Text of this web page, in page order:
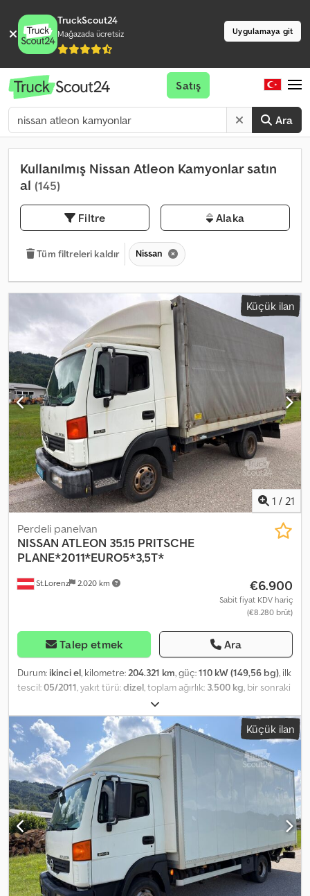
TruckScout24
Mağazada ücretsiz Uygulamaya git
Ara
Satış
Kullanılmış Nissan Atleon Kamyonlar satın
al (145)
Filtre Alaka
Tüm filtreleri kaldır Nissan
Küçük ilan
1 / 21
St.Lorenz 2.020 km
Perdeli panelvan
NISSAN ATLEON 35.15 PRITSCHE
PLANE*2011*EURO5*3,5T*
€6.900
Sabit fiyat KDV hariç
(€8.280 brüt)
Talep etmek Ara
Durum: ikinci el, kilometre:204.321 km, güç:110 kW (149,56 bg), ilk
tescil:05/2011, yakıt türü:dizel, toplam ağırlık: 3.500 kg, bir sonraki
beyaz
emisyon sınıfı:Euro 5, koltuk sayısı:3, Üretim yılı:2011, Donanım:
ABS, klima
, * Nissan Atleon 35.15 Kasa ve Brandalı Kamyonet * Euro
5 Csdpfx Aszp Ttaodqorf * Kasa İç Uzunluğu: 4,35 m * Kasa İç
Genişliği: 2,20 m * Kasa İç Yüksekliği: 2,30 m * Boş Ağırlık: 2670 kg -
Toplam Ağırlık: 3500 kg * Yük Kapasitesi: 755 kg - Dingil Mesafesi:
3200 mm * Motor Hacmi: 2953 ccm - Güç: 110 kW * Tüm bilgiler
bağlayıcı değildir. * Hata ve ön satış saklıdır. * İç Referans Numarası:
123
Küçük ilan